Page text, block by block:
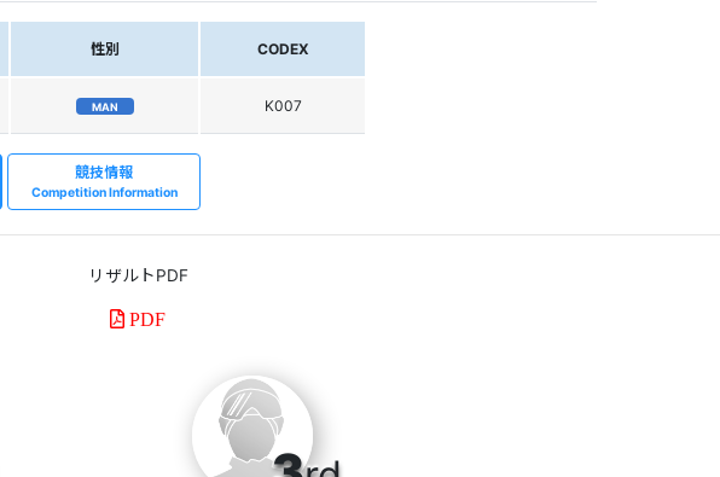
性別 CODEX
MAN K007
競技情報
Competition Information
リザルトPDF
PDF